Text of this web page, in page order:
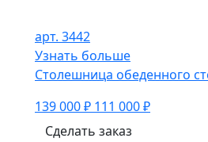
арт. 3442
Узнать больше
Столешница обеденного
139 000 ₽ 111 000 ₽
Сделать заказ